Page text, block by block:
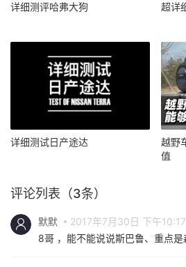
详细测评哈弗大狗 超详
详细测试日产途达
越野
值
评论列表（3条）
默默
2017年7月30日 下午10:17
8哥 ，能不能说说斯巴鲁、重点是